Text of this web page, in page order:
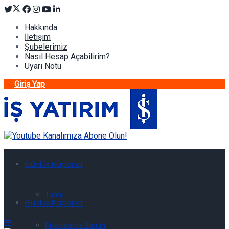
Hakkında
İletişim
Şubelerimiz
Nasıl Hesap Açabilirim?
Uyarı Notu
Giriş Yap
Günlük Raporlar
Tümü
Piyasalarda Bugün
Günlük Raporlar